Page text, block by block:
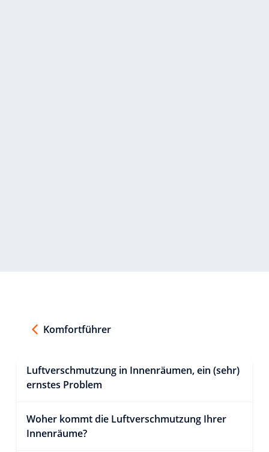
Komfortführer
Luftverschmutzung in Innenräumen, ein (sehr)
ernstes Problem
Woher kommt die Luftverschmutzung Ihrer
Innenräume?